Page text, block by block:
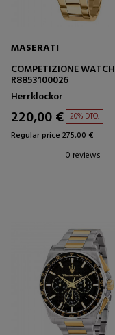
MASERATI
COMPETIZIONE WATCH
R8853100026
Herrklockor
220,00 € 20% DTO.
Regular price 275,00 €
0 reviews